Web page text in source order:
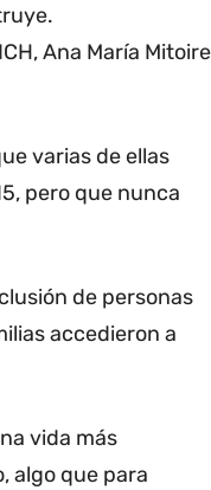
Ana María Mitoire
varias de ellas
pero que nunca
de personas
accedieron a
vida más
algo que para